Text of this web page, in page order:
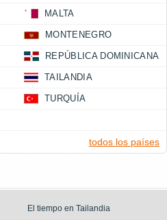
MALTA
MONTENEGRO
REPÚBLICA DOMINICANA
TAILANDIA
TURQUÍA
todos los países
El tiempo en Tailandia